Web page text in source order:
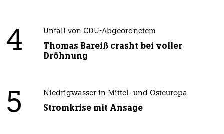
4 Unfall von CDU-Abgeordnetem
Thomas Bareiß crasht bei voller
Dröhnung
5 Niedrigwasser in Mittel- und Osteuropa
Stromkrise mit Ansage